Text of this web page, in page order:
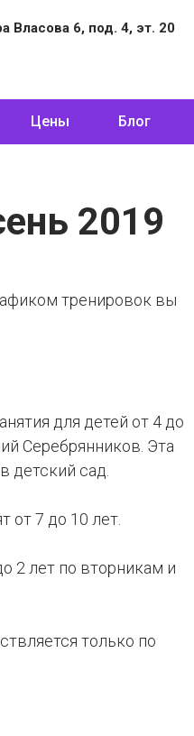
Власова 6, под. 4, эт. 20
Цены Блог
2019
тренировок вы
для детей от 4 до
Серебрянников. Эта
детский сад.
от 7 до 10 лет.
2 лет по вторникам и
только по